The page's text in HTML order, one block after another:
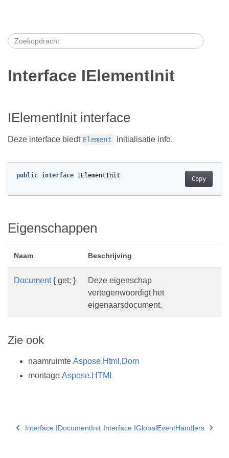
Interface IElementInit
IElementInit interface
Deze interface biedt Element initialisatie info.
Copy
public interface IElementInit
Eigenschappen
Naam Beschrijving
Document{ get; }
Deze eigenschap
vertegenwoordigt het
eigenaarsdocument.
Zie ook
naamruimte Aspose.Html.Dom
montage Aspose.HTML
Interface IDocumentInit Interface IGlobalEventHandlers